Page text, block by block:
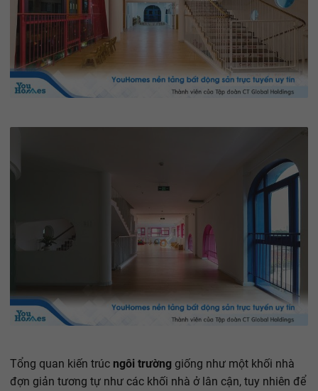
Tổng quan kiến trúc ngôi trường giống như một khối nhà
đợn giản tương tự như các khối nhà ở lân cận, tuy nhiên để